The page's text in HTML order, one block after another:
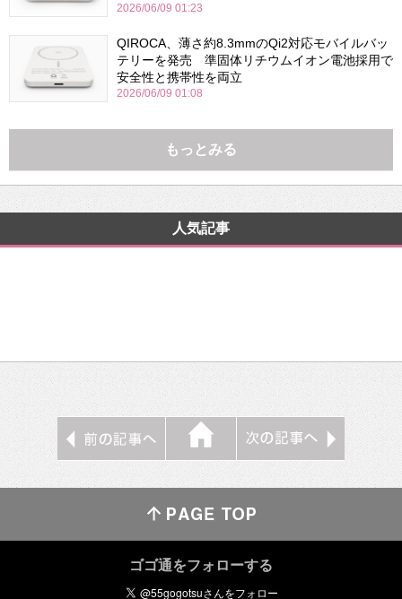
2026/06/09 01:23
QIROCA、薄さ約8.3mmのQi2対応モバイルバッ
テリーを発売 準固体リチウムイオン電池採用で
安全性と携帯性を両立
2026/06/09 01:08
もっとみる
人気記事
ゴゴ通をフォローする